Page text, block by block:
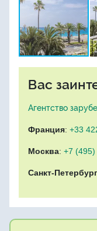
Вас
Агентство
Франция: +33
Москва: +7
Санкт-Петербург